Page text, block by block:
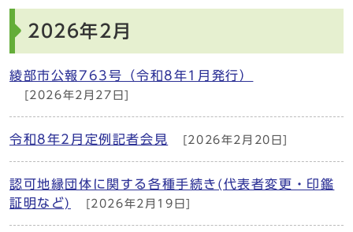
2026年2月
綾部市公報763号（令和8年1月発行）
[2026年2月27日]
令和8年2月定例記者会見 [2026年2月20日]
認可地縁団体に関する各種手続き(代表者変更・印鑑
証明など)
[2026年2月19日]